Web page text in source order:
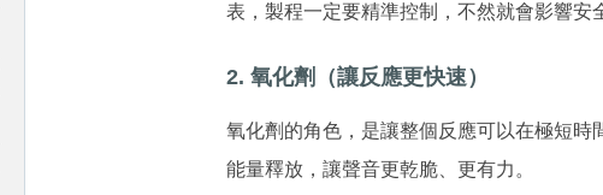
表，製程一定要精準控制，不然就會影響安
2. 氧化劑（讓反應更快速）
氧化劑的角色，是讓整個反應可以在極短時
能量釋放，讓聲音更乾脆、更有力。